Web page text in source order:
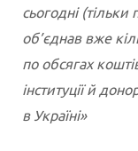
сьогодні (тільки
об’єднав вже
по обсягах
інституції й
в Україні»